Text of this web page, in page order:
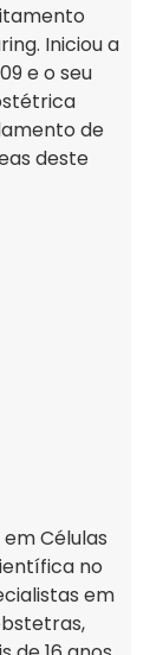
Iniciou a
e o seu
de
deste
Células
no
em